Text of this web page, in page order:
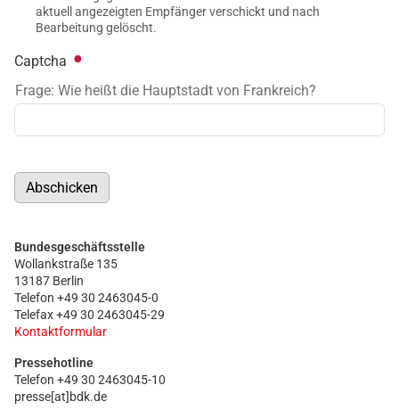
aktuell angezeigten Empfänger verschickt und nach
Bearbeitung gelöscht.
Captcha
Frage: Wie heißt die Hauptstadt von Frankreich?
Abschicken
Bundesgeschäftsstelle
Wollankstraße 135
13187 Berlin
Telefon +49 30 2463045-0
Telefax +49 30 2463045-29
Kontaktformular
Pressehotline
Telefon +49 30 2463045-10
presse[at]bdk.de